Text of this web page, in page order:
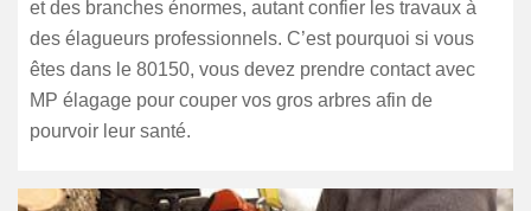
et des branches énormes, autant confier les travaux à
des élagueurs professionnels. C’est pourquoi si vous
êtes dans le 80150, vous devez prendre contact avec
MP élagage pour couper vos gros arbres afin de
pourvoir leur santé.